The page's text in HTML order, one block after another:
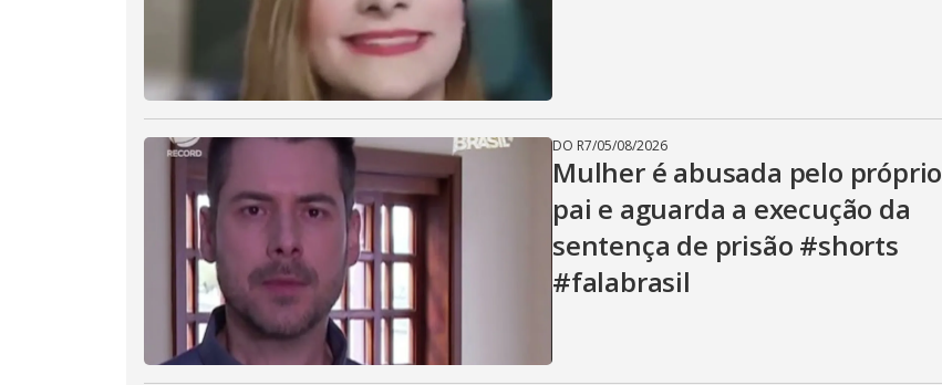
DO R7/05/08/2026
Mulher é abusada pelo próprio
pai e aguarda a execução da
sentença de prisão #shorts
#falabrasil